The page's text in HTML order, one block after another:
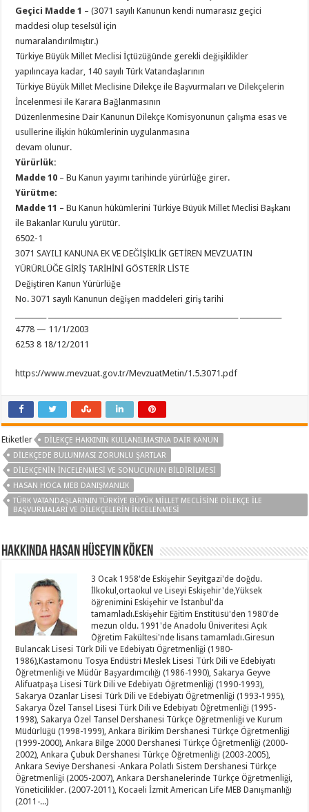
Geçici Madde 1 – (3071 sayılı Kanunun kendi numarasız geçici
maddesi olup teselsül için
numaralandırılmıştır.)
Türkiye Büyük Millet Meclisi İçtüzüğünde gerekli değişiklikler
yapılıncaya kadar, 140 sayılı Türk Vatandaşlarının
Türkiye Büyük Millet Meclisine Dilekçe ile Başvurmaları ve Dilekçelerin
İncelenmesi ile Karara Bağlanmasının
Düzenlenmesine Dair Kanunun Dilekçe Komisyonunun çalışma esas ve
usullerine ilişkin hükümlerinin uygulanmasına
devam olunur.
Yürürlük:
Madde 10 – Bu Kanun yayımı tarihinde yürürlüğe girer.
Yürütme:
Madde 11 – Bu Kanun hükümlerini Türkiye Büyük Millet Meclisi Başkanı
ile Bakanlar Kurulu yürütür.
6502-1
3071 SAYILI KANUNA EK VE DEĞİŞİKLİK GETİREN MEVZUATIN
YÜRÜRLÜĞE GİRİŞ TARİHİNİ GÖSTERİR LİSTE
Değiştiren Kanun Yürürlüğe
No. 3071 sayılı Kanunun değişen maddeleri giriş tarihi
4778 — 11/1/2003
6253 8 18/12/2011
https://www.mevzuat.gov.tr/MevzuatMetin/1.5.3071.pdf
Etiketler
DİLEKÇE HAKKININ KULLANILMASINA DAİR KANUN
DILEKÇEDE BULUNMASI ZORUNLU ŞARTLAR
DILEKÇENIN INCELENMESI VE SONUCUNUN BILDIRILMESI
HASAN HOCA MEB DANIŞMANLIK
TÜRK VATANDAŞLARININ TÜRKIYE BÜYÜK MILLET MECLISINE DILEKÇE ILE
BAŞVURMALARI VE DILEKÇELERIN İNCELENMESI
Hakkında Hasan Hüseyin KÖKEN
3 Ocak 1958'de Eskişehir Seyitgazi'de doğdu.
İlkokul,ortaokul ve Liseyi Eskişehir'de,Yüksek
öğrenimini Eskişehir ve İstanbul'da
tamamladı.Eskişehir Eğitim Enstitüsü'den 1980'de
mezun oldu. 1991'de Anadolu Üniveritesi Açık
Öğretim Fakültesi'nde lisans tamamladı.Giresun
Bulancak Lisesi Türk Dili ve Edebiyatı Öğretmenliği (1980-
1986),Kastamonu Tosya Endüstri Meslek Lisesi Türk Dili ve Edebiyatı
Öğretmenliği ve Müdür Başyardımcılığı (1986-1990), Sakarya Geyve
Alifuatpaşa Lisesi Türk Dili ve Edebiyatı Öğretmenliği (1990-1993),
Sakarya Ozanlar Lisesi Türk Dili ve Edebiyatı Öğretmenliği (1993-1995),
Sakarya Özel Tansel Lisesi Türk Dili ve Edebiyatı Öğretmenliği (1995-
1998), Sakarya Özel Tansel Dershanesi Türkçe Öğretmenliği ve Kurum
Müdürlüğü (1998-1999), Ankara Birikim Dershanesi Türkçe Öğretmenliği
(1999-2000), Ankara Bilge 2000 Dershanesi Türkçe Öğretmenliği (2000-
2002), Ankara Çubuk Dershanesi Türkçe Öğretmenliği (2003-2005),
Ankara Seviye Dershanesi -Ankara Polatlı Sistem Dershanesi Türkçe
Öğretmenliği (2005-2007), Ankara Dershanelerinde Türkçe Öğretmenliği,
Yöneticilikler. (2007-2011), Kocaeli İzmit American Life MEB Danışmanlığı
(2011-...)